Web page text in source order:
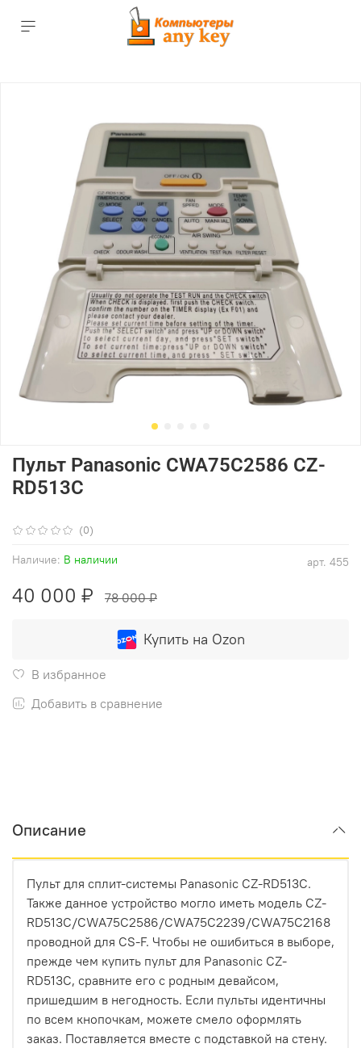
(0)
арт. 455
Наличие: В наличии
Пульт Panasonic CWA75C2586 CZ-
RD513C
40 000 ₽ 78 000 ₽
Купить на Ozon
В избранное
Добавить в сравнение
Описание
Пульт для сплит-системы Panasonic CZ-RD513C.
Также данное устройство могло иметь модель CZ-
RD513C/CWA75C2586/CWA75C2239/CWA75C2168
проводной для CS-F. Чтобы не ошибиться в выборе,
прежде чем купить пульт для Panasonic CZ-
RD513C, сравните его с родным девайсом,
пришедшим в негодность. Если пульты идентичны
по всем кнопочкам, можете смело оформлять
заказ. Поставляется вместе с подставкой на стену.